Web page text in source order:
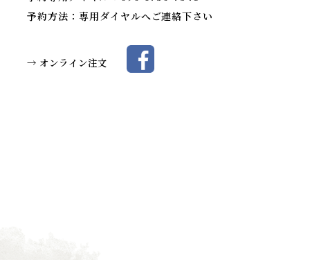
予約方法：専用ダイヤルへご連絡下さい
→ オンライン注文